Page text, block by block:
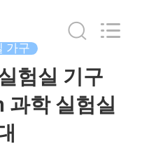
가구
험실 기구
학 실험실